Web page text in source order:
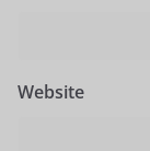
Website